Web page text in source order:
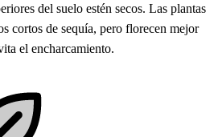
del suelo estén secos. Las plantas
cortos de sequía, pero florecen mejor
el encharcamiento.